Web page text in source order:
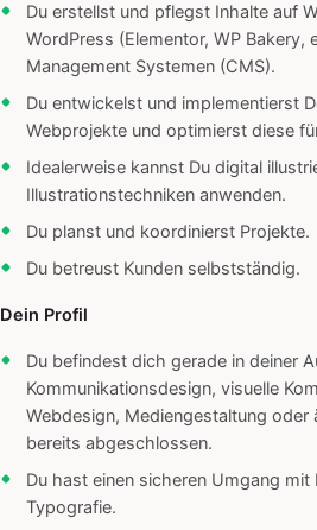
Du erstellst und pflegst Inhalte auf
WordPress (Elementor, WP Bakery,
Management Systemen (CMS).
Du entwickelst und implementierst
Webprojekte und optimierst diese
Idealerweise kannst Du digital
Illustrationstechniken anwenden.
Du planst und koordinierst Projekte.
Du betreust Kunden selbstständig.
Dein Profil
Du befindest dich gerade in deiner
Kommunikationsdesign, visuelle
Webdesign, Mediengestaltung
bereits abgeschlossen.
Du hast einen sicheren Umgang mit
Typografie.